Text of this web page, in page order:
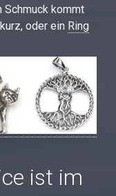
Schmuck kommt
oder ein Ring
ist im